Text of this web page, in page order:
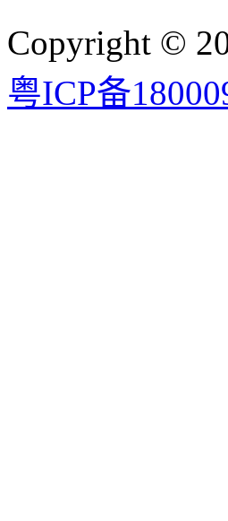
Copyright ©
粤ICP备